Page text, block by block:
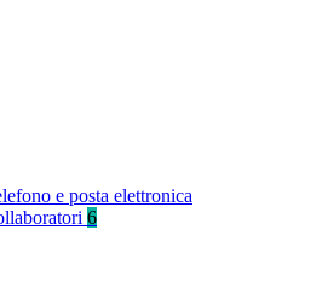
e posta elettronica
6